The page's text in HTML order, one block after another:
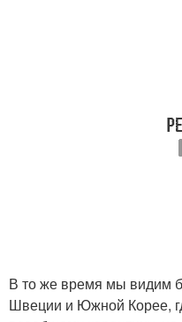
В то же время мы видим
Швеции и Южной Корее,